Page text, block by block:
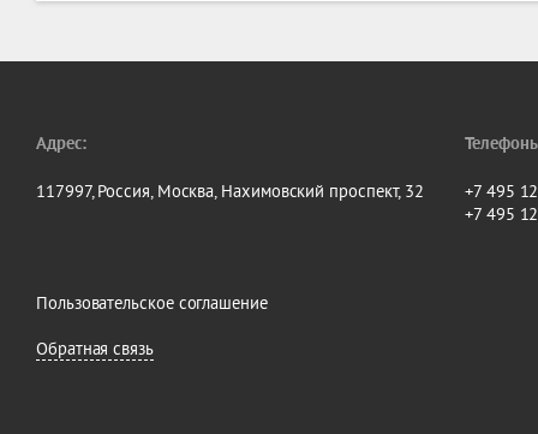
Адрес:
117997, Россия, Москва, Нахимовский проспект, 32
+7 495
+7 495
Пользовательское соглашение
Обратная связь